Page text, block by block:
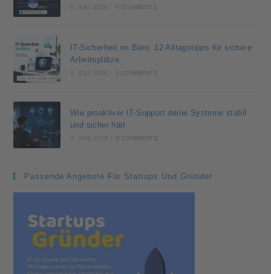
0 COMMENTS
IT-Sicherheit im Büro: 12 Alltagstipps für sichere
Arbeitsplätze
3. JULI 2026 2 COMMENTS
Wie proaktiver IT-Support deine Systeme stabil
und sicher hält
3. JUNI 2026 0 COMMENTS
Passende Angebote Für Startups Und Gründer